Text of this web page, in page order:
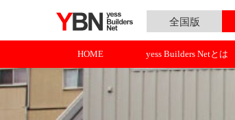
全国版
HOME yess Builders Netとは